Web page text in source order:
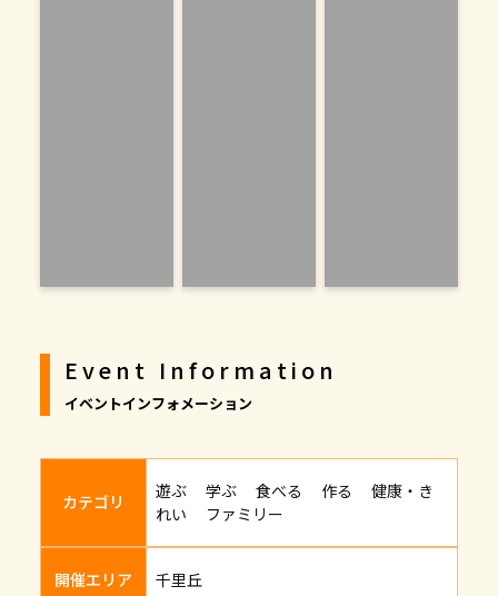
Event Information
イベントインフォメーション
カテゴリ
遊ぶ 学ぶ 食べる 作る 健康・き
れい ファミリー
開催エリア 千里丘